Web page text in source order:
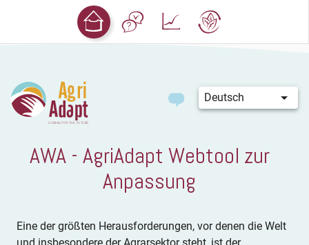
Deutsch
AWA - AgriAdapt Webtool zur
Anpassung
Eine der größten Herausforderungen, vor denen die Welt